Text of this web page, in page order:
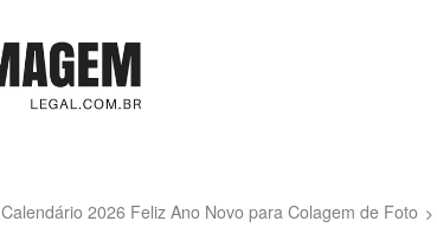
Calendário 2026 Feliz Ano Novo para Colagem de Foto